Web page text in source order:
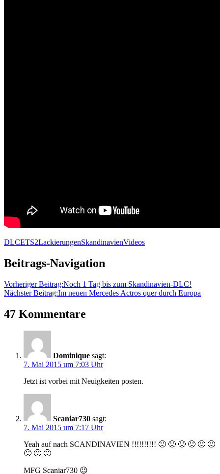
DLCETS2LackierungenSkandinavienVideos
Beitrags-Navigation
Vorheriger Beitrag:Noch 1 Tag bis zum Skandinavien-DLC!
Nächster Beitrag:Im neuen Mercedes Actros quer durch Europa
47 Kommentare
Dominique sagt:
7. Mai 2015 um 7:03 Uhr
Jetzt ist vorbei mit Neuigkeiten posten.
Scaniar730 sagt:
7. Mai 2015 um 7:17 Uhr
Yeah auf nach SCANDINAVIEN !!!!!!!!!! 🙂 🙂 🙂 🙂 🙂 🙂
🙂 🙂 🙂
MFG Scaniar730 😉